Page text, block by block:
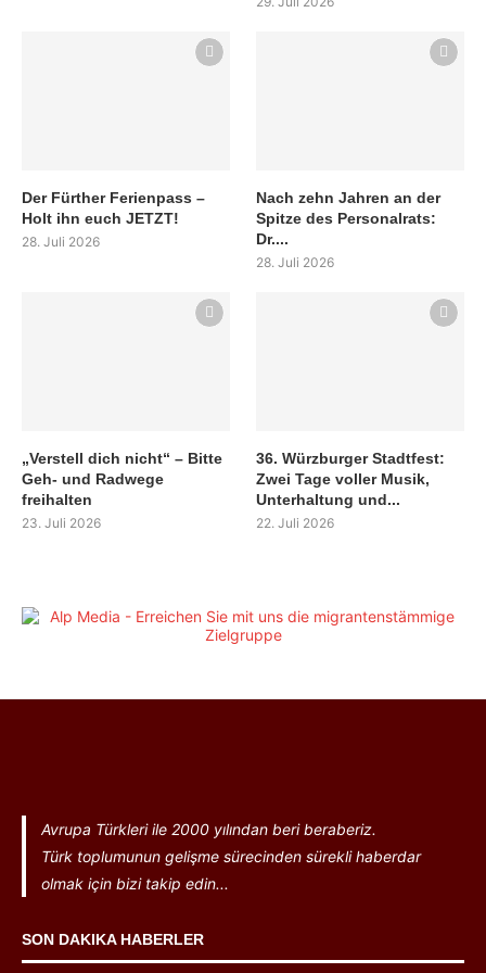
Der Fürther Ferienpass –
Holt ihn euch JETZT!
28. Juli 2026
Nach zehn Jahren an der
Spitze des Personalrats:
Dr....
28. Juli 2026
„Verstell dich nicht“ – Bitte
Geh- und Radwege
freihalten
23. Juli 2026
36. Würzburger Stadtfest:
Zwei Tage voller Musik,
Unterhaltung und...
22. Juli 2026
Avrupa Türkleri ile 2000 yılından beri beraberiz.
Türk toplumunun gelişme sürecinden sürekli haberdar
olmak için bizi takip edin...
SON DAKIKA HABERLER